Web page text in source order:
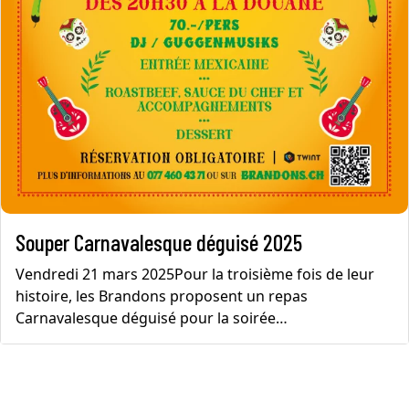
Souper Carnavalesque déguisé 2025
Vendredi 21 mars 2025Pour la troisième fois de leur
histoire, les Brandons proposent un repas
Carnavalesque déguisé pour la soirée…